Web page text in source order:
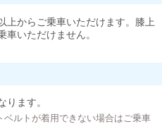
上からご乗車いただけます。膝上
いただけません。
ます。
ルトが着用できない場合はご乗車